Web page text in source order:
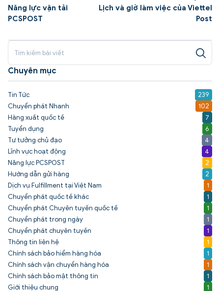
Năng lực vận tải
PCSPOST
Lịch và giờ làm việc của Viettel
Post
Chuyên mục
Tin Tức
239
Chuyển phát Nhanh
102
Hàng xuất quốc tế
7
Tuyển dụng
6
Tư tưởng chủ đạo
4
Lĩnh vực hoạt động
4
Năng lực PCSPOST
2
Hướng dẫn gửi hàng
2
Dịch vụ Fulfillment tại Việt Nam
1
Chuyển phát quốc tế khác
1
Chuyển phát Chuyên tuyến quốc tế
1
Chuyển phát trong ngày
1
Chuyển phát chuyên tuyến
1
Thông tin liên hệ
1
Chính sách bảo hiểm hàng hóa
1
Chính sách vận chuyển hàng hóa
1
Chính sách bảo mật thông tin
1
Giới thiệu chung
1